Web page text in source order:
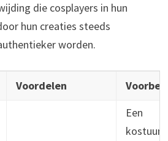
die cosplayers in hun
hun creaties steeds
worden.
Voordelen
Een
kostuum